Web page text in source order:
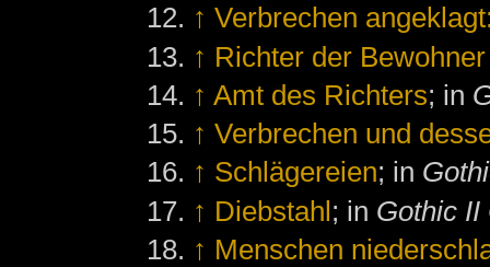
↑ Verbrechen
↑ Richter der
↑ Amt des Richters; in
↑ Verbrechen und
↑ Schlägereien; in
↑ Diebstahl; in Gothic II
↑ Menschen